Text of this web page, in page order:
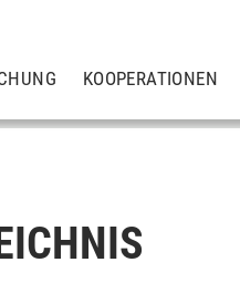
KOOPERATIONEN